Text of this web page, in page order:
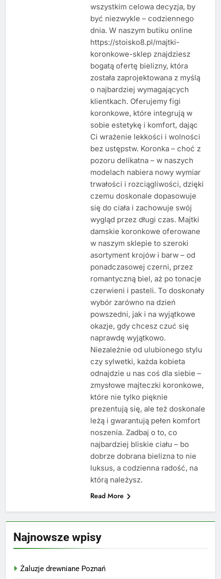
wszystkim celowa decyzja, by
być niezwykle – codziennego
dnia. W naszym butiku online
https://stoisko8.pl/majtki-
koronkowe-sklep znajdziesz
bogatą ofertę bielizny, która
została zaprojektowana z myślą
o najbardziej wymagających
klientkach. Oferujemy figi
koronkowe, które integrują w
sobie estetykę i komfort, dając
Ci wrażenie lekkości i wolności
bez ustępstw. Koronka – choć z
pozoru delikatna – w naszych
modelach nabiera nowy wymiar
trwałości i rozciągliwości, dzięki
czemu doskonale dopasowuje
się do ciała i zachowuje swój
wygląd przez długi czas. Majtki
damskie koronkowe oferowane
w naszym sklepie to szeroki
asortyment krojów i barw – od
ponadczasowej czerni, przez
romantyczną biel, aż po tonacje
czerwieni i pasteli. To doskonały
wybór zarówno na dzień
powszedni, jak i na wyjątkowe
okazje, gdy chcesz czuć się
naprawdę wyjątkowo.
Niezależnie od ulubionego stylu
czy sylwetki, każda kobieta
odnajdzie u nas coś dla siebie –
zmysłowe majteczki koronkowe,
które nie tylko pięknie
prezentują się, ale też doskonale
leżą i gwarantują pełen komfort
noszenia. Zadbaj o to, co
najbardziej bliskie ciału – bo
dobrze dobrana bielizna to nie
luksus, a codzienna radość, na
którą należysz.
Read More
Najnowsze wpisy
Żaluzje drewniane Poznań